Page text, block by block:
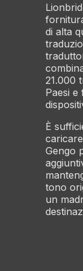
di alta
21.000
Paesi
È
Gengo
tono
un